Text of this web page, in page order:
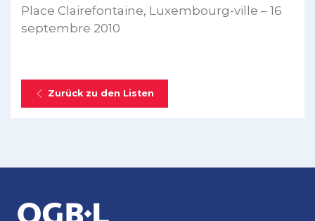
Place Clairefontaine, Luxembourg-ville – 16
septembre 2010
Zurück zu den Listen